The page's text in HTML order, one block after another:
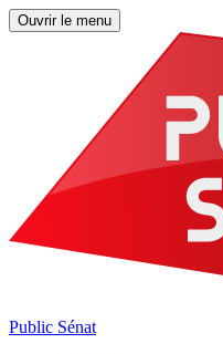
Ouvrir le menu
Public Sénat